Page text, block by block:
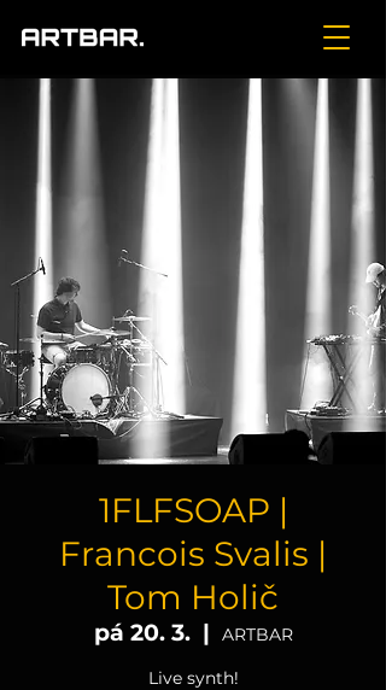
1FLFSOAP |
Francois Svalis |
Tom Holič
pá 20. 3.
  |
ARTBAR
Live synth!